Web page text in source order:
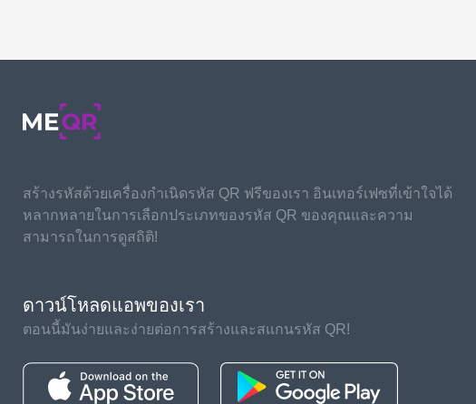
สร้างรหัสด้วยเครื่องกำเนิดรหัส QR ฟรีของเรา อินเทอร์เฟซที่เข้าใจได้
หลากหลายในการเลือกประเภทของรหัส QR ของคุณและความ
สามารถในการดูสถิติ!
ดาวน์โหลดแอพของเรา
ตอนนี้มันง่ายและง่ายต่อการสร้างและสแกนรหัส QR!